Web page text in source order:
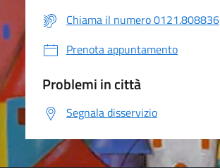
Chiama il numero 0121.808836
Prenota appuntamento
Problemi in città
Segnala disservizio